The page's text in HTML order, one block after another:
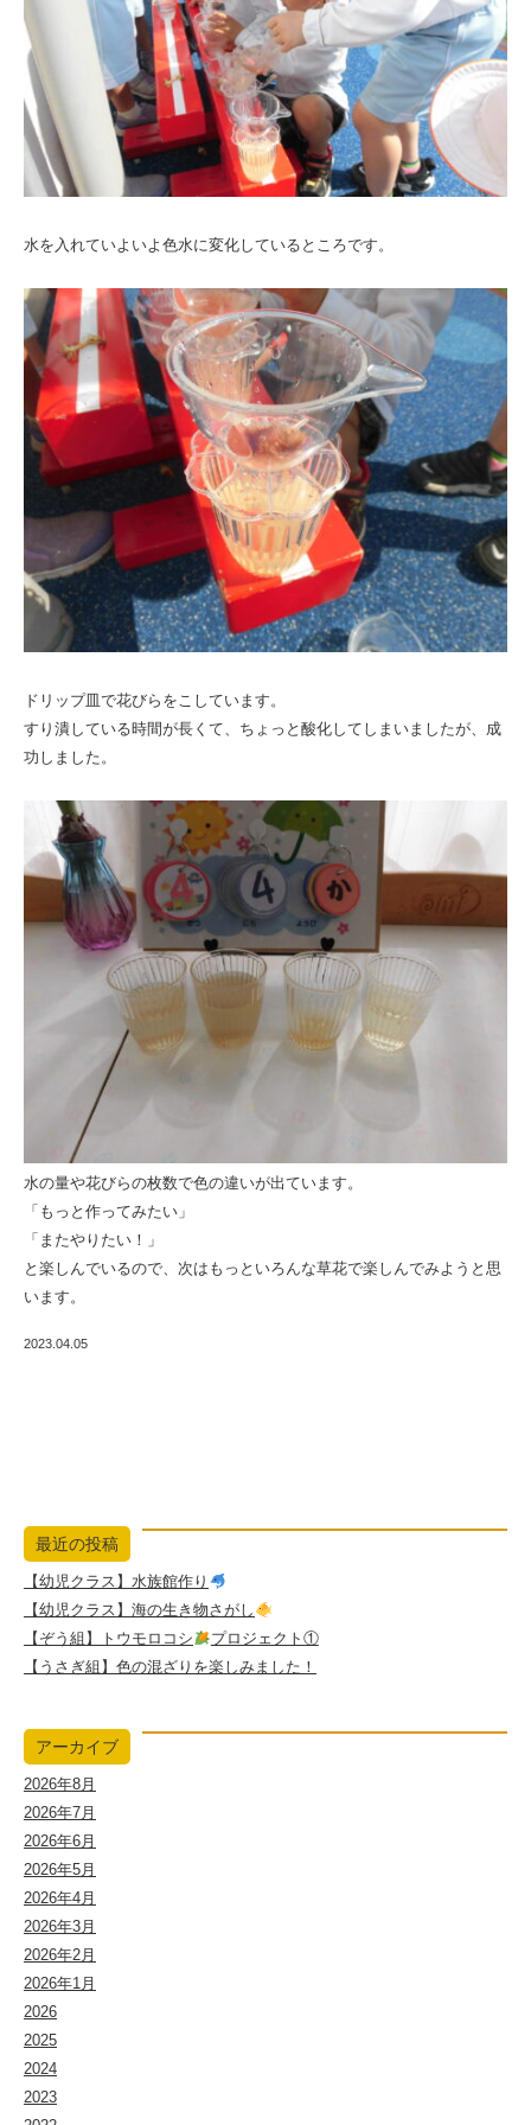
水を入れていよいよ色水に変化しているところです。
ドリップ皿で花びらをこしています。
すり潰している時間が長くて、ちょっと酸化してしまいましたが、成
功しました。
水の量や花びらの枚数で色の違いが出ています。
「もっと作ってみたい」
「またやりたい！」
と楽しんでいるので、次はもっといろんな草花で楽しんでみようと思
います。
2023.04.05
最近の投稿
【幼児クラス】水族館作り
【幼児クラス】海の生き物さがし
【ぞう組】トウモロコシ
プロジェクト①
【うさぎ組】色の混ざりを楽しみました！
アーカイブ
2026年8月
2026年7月
2026年6月
2026年5月
2026年4月
2026年3月
2026年2月
2026年1月
2026
2025
2024
2023